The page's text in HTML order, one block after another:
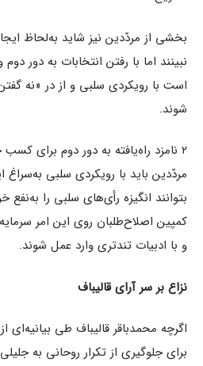
بخشی از مردّدین نیز شاید به‌لحاظ
نبینند اما با رفتن انتخابات به دور
است با رویکردی سلبی و از در «نه
شوند.
۲ نامزد راه‌یافته به دور دوم برای
مردّدین باید با رویکردی سلبی به‌سراغ
بتوانند انگیزه‌ رأی‌های سلبی را به‌نفع
کمپین اصلاح‌طلبان روی این امر
و با ادبیات تندتری وارد عمل شوند.
نزاع بر سر آرای قالیباف
اگرچه محمدباقر قالیباف طی
برای جلوگیری از تکرار روحانی به